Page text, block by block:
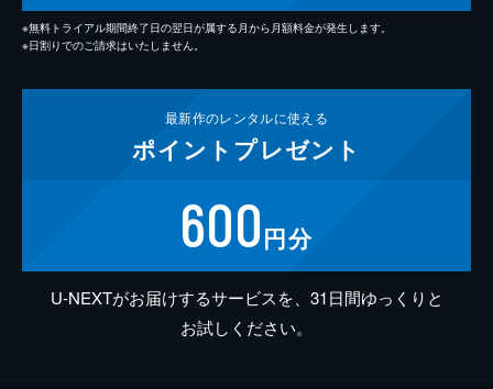
※無料トライアル期間終了日の翌日が属する月から月額料金が発生します。
※日割りでのご請求はいたしません。
最新作のレンタルに使える
ポイント プレゼント
600円分
U-NEXTがお届けするサービスを、31日間ゆっくりと
お試しください。